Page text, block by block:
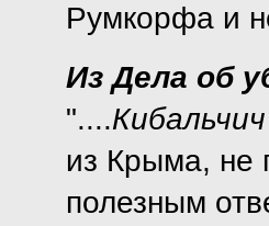
Румкорфа и
Из Дела об
"....Кибальчич
из Крыма, не
полезным